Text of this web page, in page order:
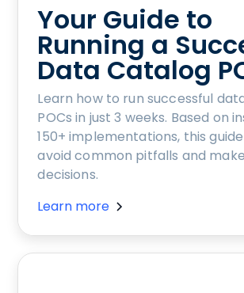
Your Guide to
Running a
Data Catalog
Learn how to run successful
POCs in just 3 weeks. Based on
150+ implementations, this
avoid common pitfalls and
decisions.
Learn more